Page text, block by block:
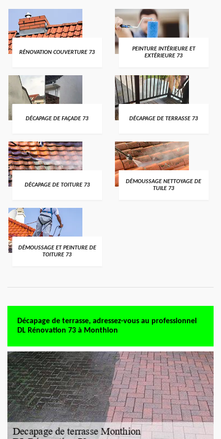
RÉNOVATION COUVERTURE 73
PEINTURE INTÉRIEURE ET
EXTÉRIEURE 73
DÉCAPAGE DE FAÇADE 73 DÉCAPAGE DE TERRASSE 73
DÉCAPAGE DE TOITURE 73
DÉMOUSSAGE NETTOYAGE DE
TUILE 73
DÉMOUSSAGE ET PEINTURE DE
TOITURE 73
Décapage de terrasse, adressez-vous au professionnel
DL Rénovation 73 à Monthion